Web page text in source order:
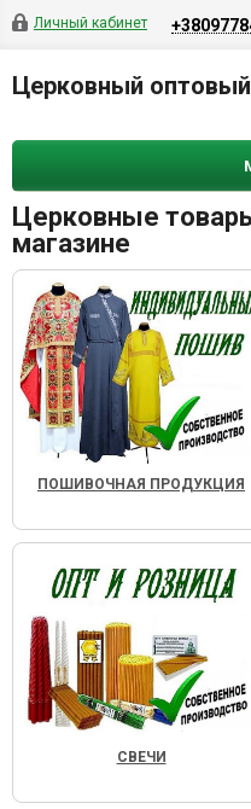
Личный кабинет
Церковный
Церковные
магазине
ПОШИВОЧНАЯ ПРОДУКЦИЯ
СВЕЧИ